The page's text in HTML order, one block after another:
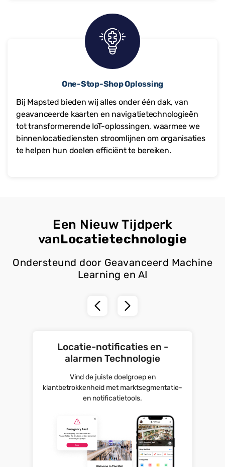
One-Stop-Shop Oplossing
Bij Mapsted bieden wij alles onder één dak, van
geavanceerde kaarten en navigatietechnologieën
tot transformerende IoT-oplossingen, waarmee we
binnenlocatiediensten stroomlijnen om organisaties
te helpen hun doelen efficiënt te bereiken.
Een Nieuw Tijdperk
vanLocatietechnologie
Ondersteund door Geavanceerd Machine
Learning en AI
Locatie-notificaties en -
alarmen Technologie
Vind de juiste doelgroep en
klantbetrokkenheid met marktsegmentatie-
en notificatietools.